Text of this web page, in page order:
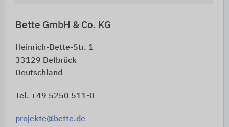
Bette GmbH & Co. KG
Heinrich-Bette-Str. 1
33129 Delbrück
Deutschland
Tel. +49 5250 511-0
projekte@bette.de